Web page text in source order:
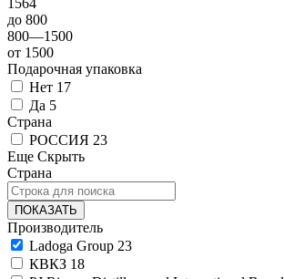
до 800
800—1500
от 1500
Подарочная упаковка
Нет 17
Да 5
Страна
РОССИЯ 23
Еще Скрыть
Страна
ПОКАЗАТЬ
Производитель
Ladoga Group 23
КВКЗ 18